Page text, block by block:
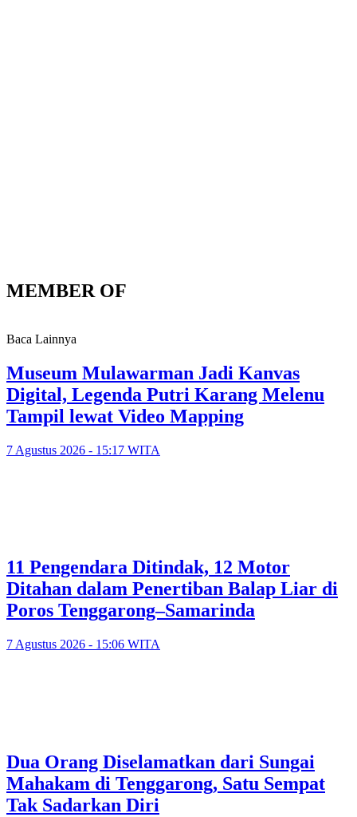
MEMBER OF
Baca Lainnya
Museum Mulawarman Jadi Kanvas
Digital, Legenda Putri Karang Melenu
Tampil lewat Video Mapping
7 Agustus 2026 - 15:17 WITA
11 Pengendara Ditindak, 12 Motor
Ditahan dalam Penertiban Balap Liar di
Poros Tenggarong–Samarinda
7 Agustus 2026 - 15:06 WITA
Dua Orang Diselamatkan dari Sungai
Mahakam di Tenggarong, Satu Sempat
Tak Sadarkan Diri